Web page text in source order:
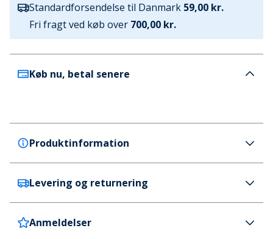
Standardforsendelse til Danmark 59,00 kr.
Fri fragt ved køb over 700,00 kr.
Køb nu, betal senere
Produktinformation
JACK & JONES
JACK & JONES Dre pak Theo T-shirts til Drenge
Multi
Farve
Levering og returnering
Danmark
59 kr. (700 kr.+ GRATIS)
Anmeldelser